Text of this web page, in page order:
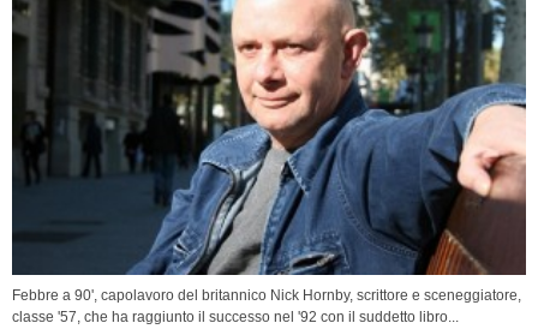
Febbre a 90', capolavoro del britannico Nick Hornby, scrittore e sceneggiatore,
classe '57, che ha raggiunto il successo nel '92 con il suddetto libro...